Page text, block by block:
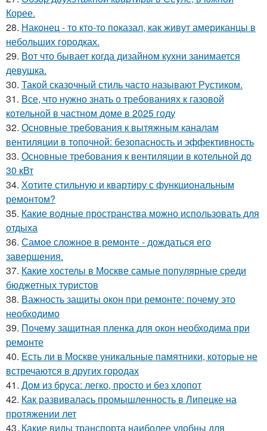
Корее.
28. Наконец - то кто-то показал, как живут американцы в
небольших городках.
29. Вот что бывает когда дизайном кухни занимается
девушка.
30. Такой сказочный стиль часто называют Рустиком.
31. Все, что нужно знать о требованиях к газовой
котельной в частном доме в 2025 году
32. Основные требования к вытяжным каналам
вентиляции в топочной: безопасность и эффективность
33. Основные требования к вентиляции в котельной до
30 кВт
34. Хотите стильную и квартиру с функциональным
ремонтом?
35. Какие водные пространства можно использовать для
отдыха
36. Самое сложное в ремонте - дождаться его
завершения.
37. Какие хостелы в Москве самые популярные среди
бюджетных туристов
38. Важность защиты окон при ремонте: почему это
необходимо
39. Почему защитная пленка для окон необходима при
ремонте
40. Есть ли в Москве уникальные памятники, которые не
встречаются в других городах
41. Дом из бруса: легко, просто и без хлопот
42. Как развивалась промышленность в Липецке на
протяжении лет
43. Какие виды транспорта наиболее удобны для